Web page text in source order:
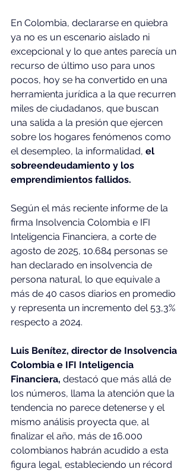
En Colombia, declararse en quiebra
ya no es un escenario aislado ni
excepcional y lo que antes parecía un
recurso de último uso para unos
pocos, hoy se ha convertido en una
herramienta jurídica a la que recurren
miles de ciudadanos, que buscan
una salida a la presión que ejercen
sobre los hogares fenómenos como
el desempleo, la informalidad, el
sobreendeudamiento y los
emprendimientos fallidos.
Según el más reciente informe de la
firma Insolvencia Colombia e IFI
Inteligencia Financiera, a corte de
agosto de 2025, 10.684 personas se
han declarado en insolvencia de
persona natural, lo que equivale a
más de 40 casos diarios en promedio
y representa un incremento del 53,3%
respecto a 2024.
Luis Benítez, director de Insolvencia
Colombia e IFI Inteligencia
Financiera, destacó que más allá de
los números, llama la atención que la
tendencia no parece detenerse y el
mismo análisis proyecta que, al
finalizar el año, más de 16.000
colombianos habrán acudido a esta
figura legal, estableciendo un récord